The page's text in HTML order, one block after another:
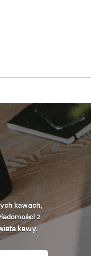
kawach,
z
kawy.